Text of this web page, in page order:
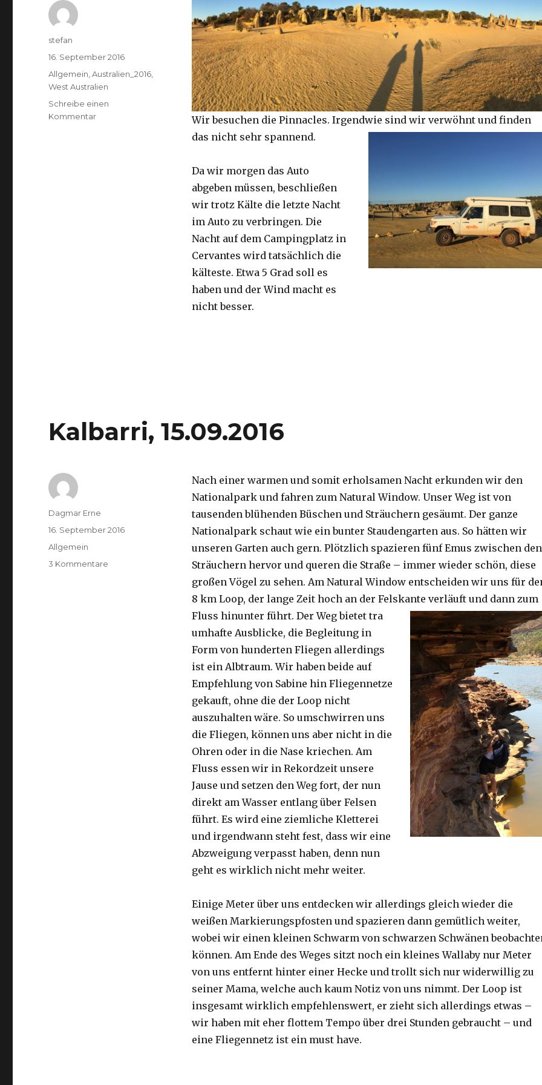
Wir besuchen die Pinnacles. Irgendwie sind wir verwöhnt und finden
das nicht sehr spannend.
Da wir morgen das Auto
abgeben müssen, beschließen
wir trotz Kälte die letzte Nacht
im Auto zu verbringen. Die
Nacht auf dem Campingplatz in
Cervantes wird tatsächlich die
kälteste. Etwa 5 Grad soll es
haben und der Wind macht es
nicht besser.
Autor
stefan
Veröffentlicht
am
16. September 2016
Kategorien
Allgemein,Australien_2016,
West Australien
Schreibe einen
Kommentarzu
Kalbarri, 15.09.2016
Nach einer warmen und somit erholsamen Nacht erkunden wir den
Nationalpark und fahren zum Natural Window. Unser Weg ist von
tausenden blühenden Büschen und Sträuchern gesäumt. Der ganze
Nationalpark schaut wie ein bunter Staudengarten aus. So hätten wir
unseren Garten auch gern. Plötzlich spazieren fünf Emus zwischen den
Sträuchern hervor und queren die Straße – immer wieder schön, diese
großen Vögel zu sehen. Am Natural Window entscheiden wir uns für
8 km Loop, der lange Zeit hoch an der Felskante verläuft und dann zum
Fluss hinunter führt. Der Weg bietet tra
umhafte Ausblicke, die Begleitung in
Form von hunderten Fliegen allerdings
ist ein Albtraum. Wir haben beide auf
Empfehlung von Sabine hin Fliegennetze
gekauft, ohne die der Loop nicht
auszuhalten wäre. So umschwirren uns
die Fliegen, können uns aber nicht in die
Ohren oder in die Nase kriechen. Am
Fluss essen wir in Rekordzeit unsere
Jause und setzen den Weg fort, der nun
direkt am Wasser entlang über Felsen
führt. Es wird eine ziemliche Kletterei
und irgendwann steht fest, dass wir eine
Abzweigung verpasst haben, denn nun
geht es wirklich nicht mehr weiter.
Einige Meter über uns entdecken wir allerdings gleich wieder die
weißen Markierungspfosten und spazieren dann gemütlich weiter,
wobei wir einen kleinen Schwarm von schwarzen Schwänen
können. Am Ende des Weges sitzt noch ein kleines Wallaby nur Meter
von uns entfernt hinter einer Hecke und trollt sich nur widerwillig zu
seiner Mama, welche auch kaum Notiz von uns nimmt. Der Loop ist
insgesamt wirklich empfehlenswert, er zieht sich allerdings etwas –
wir haben mit eher flottem Tempo über drei Stunden gebraucht – und
eine Fliegennetz ist ein must have.
Autor
Dagmar Erne
Veröffentlicht
am
16. September 2016
Kategorien
Allgemein
3 Kommentare